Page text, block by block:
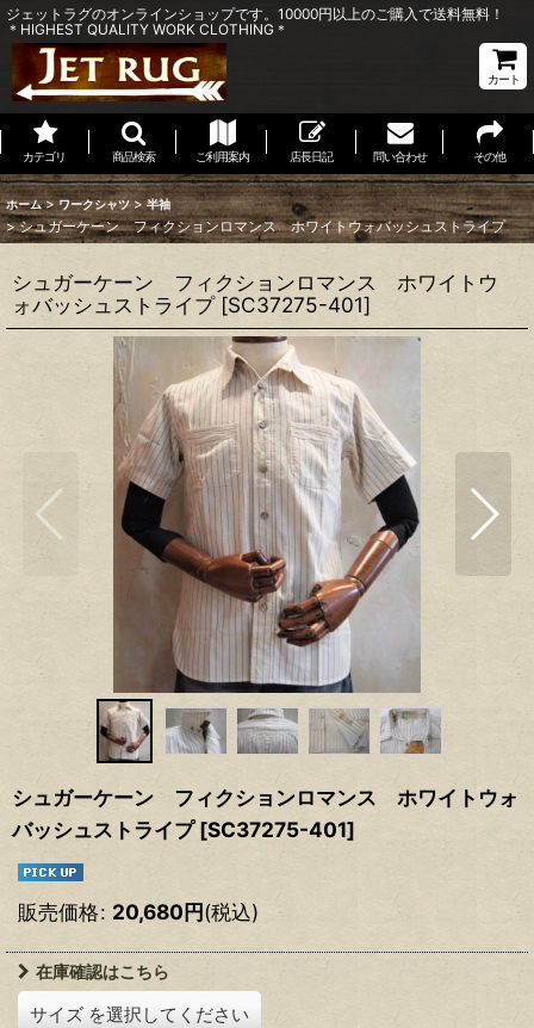
ジェットラグのオンラインショップです。10000円以上のご購入で送料無料！
＊HIGHEST QUALITY WORK CLOTHING＊
カート
カテゴリ 商品検索 ご利用案内 店長日記 問い合わせ その他
ホーム > ワークシャツ > 半袖
> シュガーケーン フィクションロマンス ホワイトウォバッシュストライプ
シュガーケーン フィクションロマンス ホワイトウ
ォバッシュストライプ [SC37275-401]
シュガーケーン フィクションロマンス ホワイトウォ
バッシュストライプ [SC37275-401]
販売価格: 20,680円(税込)
在庫確認はこちら
サイズ を選択してください